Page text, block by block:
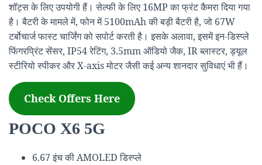
शॉट्स के लिए उपयोगी हैं। सेल्फी के लिए 16MP का फ्रंट कैमरा दिया गया
है। बैटरी के मामले में, फोन में 5100mAh की बड़ी बैटरी है, जो 67W
टर्बोचार्ज फास्ट चार्जिंग को सपोर्ट करती है। इसके अलावा, इसमें इन-डिस्प्ले
फिंगरप्रिंट सेंसर, IP54 रेटिंग, 3.5mm ऑडियो जैक, IR ब्लास्टर, ड्यूल
स्टीरियो स्पीकर और X-axis मोटर जैसी कई अन्य शानदार सुविधाएं भी हैं।
Check Offers Here
POCO X6 5G
6.67 इंच की AMOLED डिस्प्ले